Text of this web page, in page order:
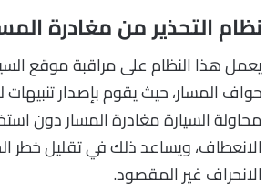
نظام التحذير من مغادرة
يعمل هذا النظام على مراقبة موقع
حواف المسار، حيث يقوم بإصدار
محاولة السيارة مغادرة المسار دون
الانعطاف، ويساعد ذلك في تقليل خطر
الانحراف غير المقصود.